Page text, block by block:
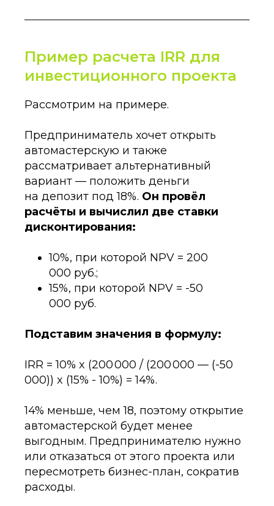
Пример расчета IRR для
инвестиционного проекта
Рассмотрим на примере.
Предприниматель хочет открыть
автомастерскую и также
рассматривает альтернативный
вариант — положить деньги
на депозит под 18%. Он провёл
расчёты и вычислил две ставки
дисконтирования:
10%, при которой NPV = 200
000 руб.;
15%, при которой NPV = -50
000 руб.
Подставим значения в формулу:
IRR = 10% x (200 000 / (200 000 — (-50
000)) x (15% - 10%) = 14%.
14% меньше, чем 18, поэтому открытие
автомастерской будет менее
выгодным. Предпринимателю нужно
или отказаться от этого проекта или
пересмотреть бизнес-план, сократив
расходы.